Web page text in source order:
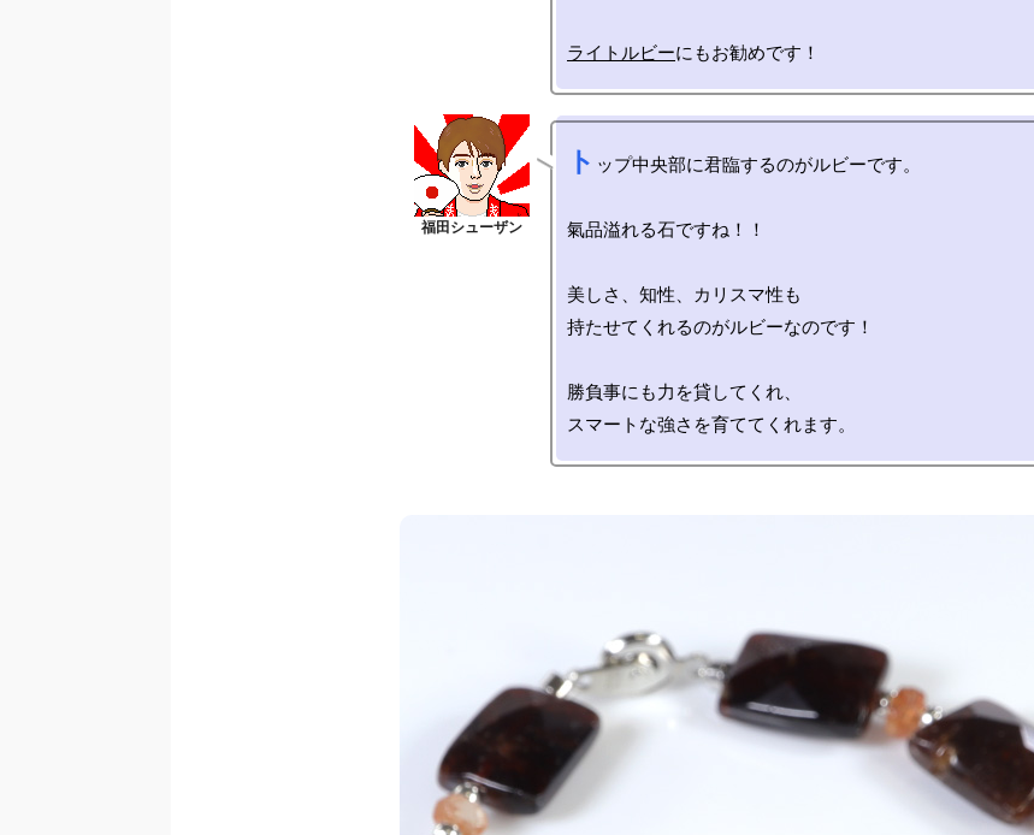
ライトルビー
ト ップ中央部に君臨するのがルビーです。
氣品溢れる石ですね！！
美しさ、知性、カリスマ性も
持たせてくれるのがルビーなのです！
勝負事にも力を貸してくれ、